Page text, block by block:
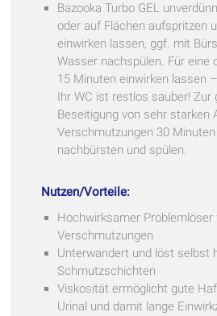
Bazooka Turbo GEL
oder auf Flächen aufspritzen
einwirken lassen, ggf. mit
Wasser nachspülen. Für eine
15 Minuten einwirken lassen
Ihr WC ist restlos sauber! Zur
Beseitigung von sehr starken
Verschmutzungen 30
nachbürsten und spülen.
Nutzen/Vorteile:
Hochwirksamer Problemlöser
Verschmutzungen
Unterwandert und löst selbst
Schmutzschichten
Viskosität ermöglicht gute
Urinal und damit lange